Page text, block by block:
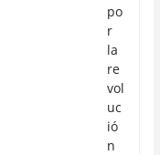
po
r
la
re
vol
uc
ió
n